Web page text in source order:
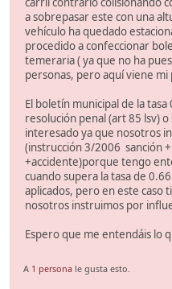
a sobrepasar este con una
vehículo ha quedado
procedido a confeccionar
temeraria ( ya que no ha
personas, pero aquí viene
El boletín municipal de la
resolución penal (art 85 lsv)
interesado ya que nosotros
(instrucción 3/2006 sanción
+accidente)porque tengo
cuando supera la tasa de
aplicados, pero en este caso
nosotros instruimos por
Espero que me entendáis lo
A 1 persona le gusta esto.